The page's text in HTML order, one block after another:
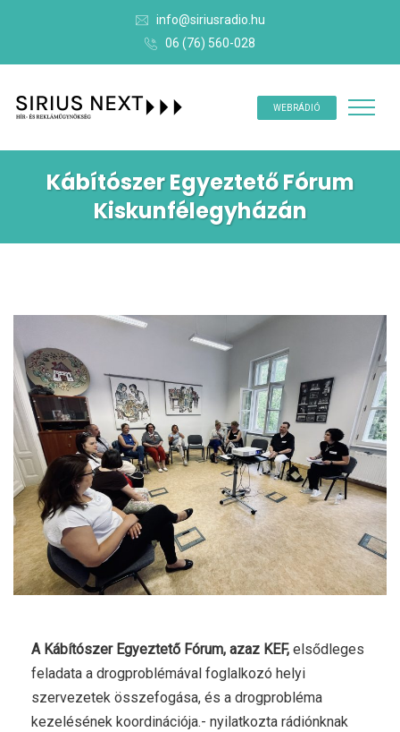
info@siriusradio.hu
06 (76) 560-028
WEBRÁDIÓ
Kábítószer Egyeztető Fórum
Kiskunfélegyházán
A Kábítószer Egyeztető Fórum, azaz KEF, elsődleges
feladata a drogproblémával foglalkozó helyi
szervezetek összefogása, és a drogprobléma
kezelésének koordinációja.- nyilatkozta rádiónknak